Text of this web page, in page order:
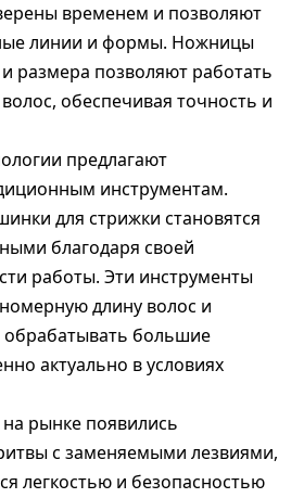
временем и позволяют
линии и формы. Ножницы
размера позволяют работать
обеспечивая точность и
предлагают
инструментам.
для стрижки становятся
благодаря своей
работы. Эти инструменты
длину волос и
большие
актуально в условиях
рынке появились
с заменяемыми лезвиями,
легкостью и безопасностью